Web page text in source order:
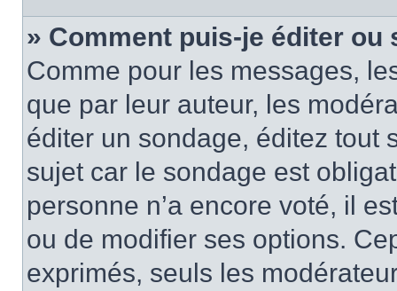
» Comment puis-je éditer ou
Comme pour les messages,
que par leur auteur, les
éditer un sondage, éditez tout
sujet car le sondage est
personne n’a encore voté, il
ou de modifier ses options.
exprimés, seuls les